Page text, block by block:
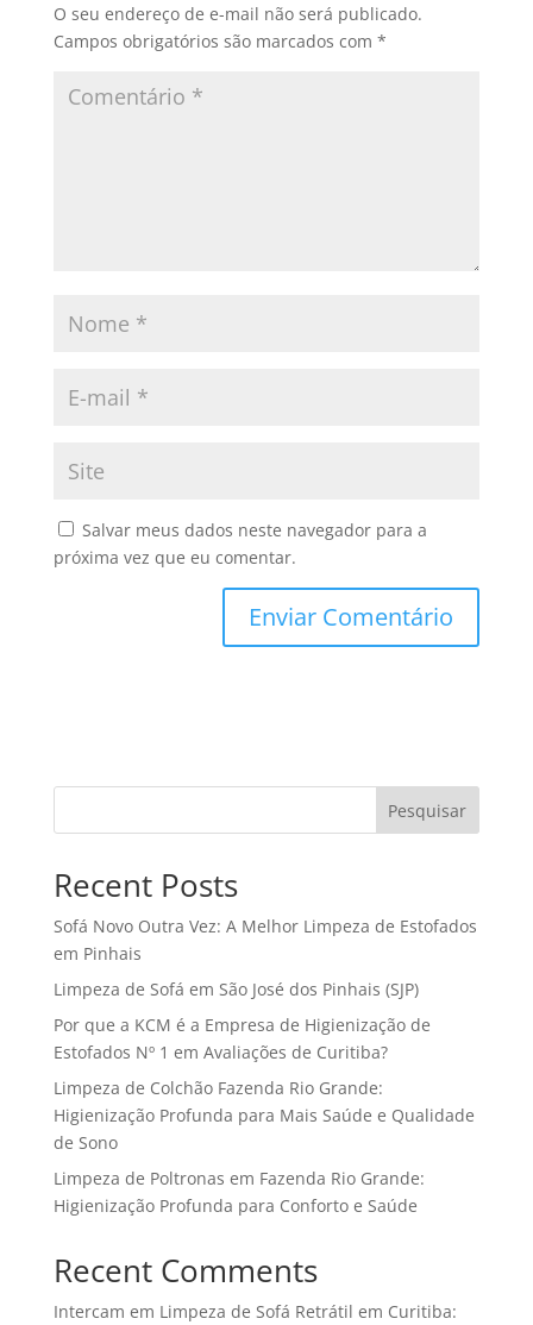
O seu endereço de e-mail não será publicado.
Campos obrigatórios são marcados com *
Salvar meus dados neste navegador para a
próxima vez que eu comentar.
Pesquisar
Recent Posts
Sofá Novo Outra Vez: A Melhor Limpeza de Estofados
em Pinhais
Limpeza de Sofá em São José dos Pinhais (SJP)
Por que a KCM é a Empresa de Higienização de
Estofados Nº 1 em Avaliações de Curitiba?
Limpeza de Colchão Fazenda Rio Grande:
Higienização Profunda para Mais Saúde e Qualidade
de Sono
Limpeza de Poltronas em Fazenda Rio Grande:
Higienização Profunda para Conforto e Saúde
Recent Comments
Intercam em Limpeza de Sofá Retrátil em Curitiba: